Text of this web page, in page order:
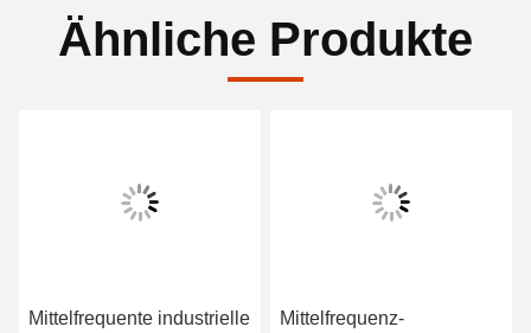
Ähnliche Produkte
Mittelfrequente industrielle
Mittelfrequenz-